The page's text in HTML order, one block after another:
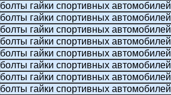
болты гайки спортивных автомобилей
болты гайки спортивных автомобилей
болты гайки спортивных автомобилей
болты гайки спортивных автомобилей
болты гайки спортивных автомобилей
болты гайки спортивных автомобилей
болты гайки спортивных автомобилей
болты гайки спортивных автомобилей